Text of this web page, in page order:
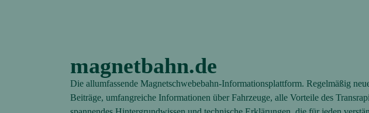
magnetbahn.de
Die allumfassende Magnetschwebebahn-Informationsplattform. Regelmäßig
Beiträge, umfangreiche Informationen über Fahrzeuge, alle Vorteile des